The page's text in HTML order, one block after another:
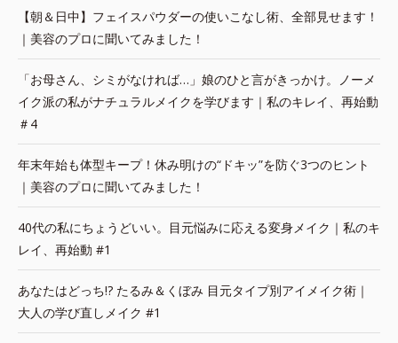
【朝＆日中】フェイスパウダーの使いこなし術、全部見せます！
｜美容のプロに聞いてみました！
「お母さん、シミがなければ…」娘のひと言がきっかけ。ノーメ
イク派の私がナチュラルメイクを学びます｜私のキレイ、再始動
＃4
年末年始も体型キープ！休み明けの“ドキッ”を防ぐ3つのヒント
｜美容のプロに聞いてみました！
40代の私にちょうどいい。目元悩みに応える変身メイク｜私のキ
レイ、再始動 #1
あなたはどっち!? たるみ＆くぼみ 目元タイプ別アイメイク術｜
大人の学び直しメイク #1